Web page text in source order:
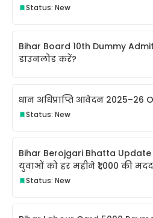
Status: New
Bihar Board 10th Dummy
डाउनलोड करें?
धान अधिप्राप्ति आवेदन 2025–26
Status: New
Bihar Berojgari Bhatta
युवाओं को हर महीने ₹1,000 की
Status: New